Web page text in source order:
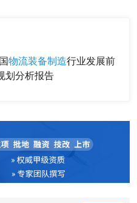
物流装备制造行业发展前
划分析报告